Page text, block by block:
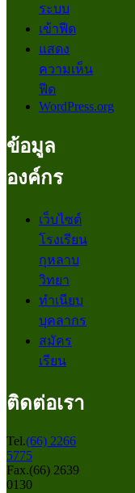
ระบบ
เข้าฟีด
แสดง
ความเห็น
ฟีด
WordPress.org
ข้อมูล
องค์กร
เว็บไซต์
โรงเรียน
กุหลาบ
วิทยา
ทำเนียบ
บุคลากร
สมัคร
เรียน
ติดต่อเรา
Tel.(66) 2266
5775
Fax.(66) 2639
0130